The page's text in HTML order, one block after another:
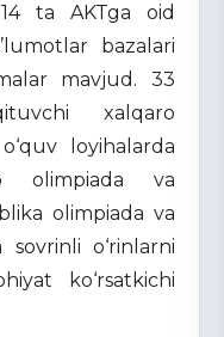
ta AKTga oid
bazalari
mavjud. 33
xalqaro
loyihalarda
olimpiada va
olimpiada va
o‘rinlarni
ko‘rsatkichi